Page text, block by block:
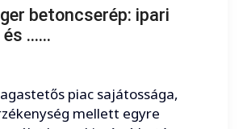
betoncserép: ipari
......
piac sajátossága,
mellett egyre